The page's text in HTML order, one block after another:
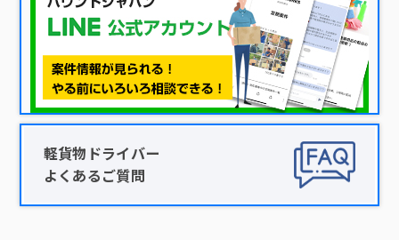
軽貨物ドライバー
よくあるご質問